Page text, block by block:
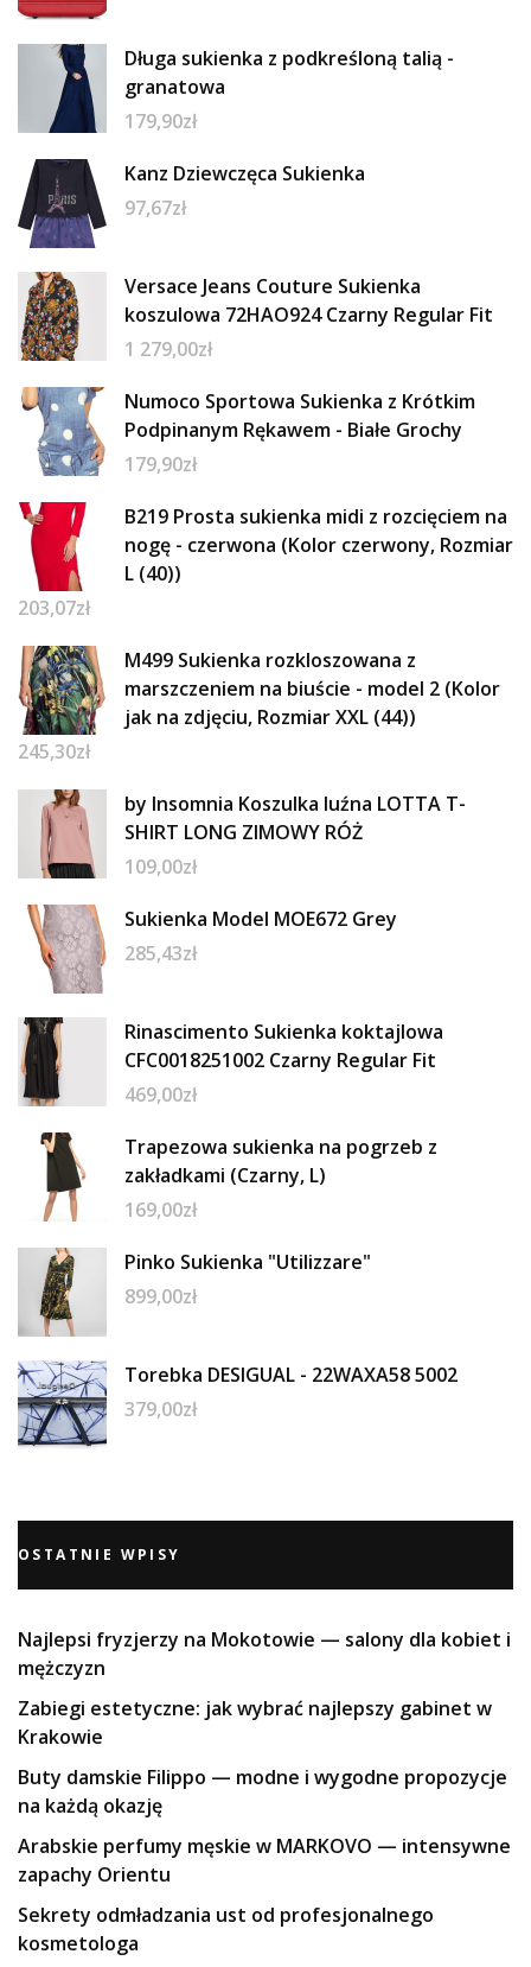
Długa sukienka z podkreśloną talią -
granatowa
179,90zł
Kanz Dziewczęca Sukienka
97,67zł
Versace Jeans Couture Sukienka
koszulowa 72HAO924 Czarny Regular Fit
1 279,00zł
Numoco Sportowa Sukienka z Krótkim
Podpinanym Rękawem - Białe Grochy
179,90zł
B219 Prosta sukienka midi z rozcięciem na
nogę - czerwona (Kolor czerwony, Rozmiar
L (40))
203,07zł
M499 Sukienka rozkloszowana z
marszczeniem na biuście - model 2 (Kolor
jak na zdjęciu, Rozmiar XXL (44))
245,30zł
by Insomnia Koszulka luźna LOTTA T-
SHIRT LONG ZIMOWY RÓŻ
109,00zł
Sukienka Model MOE672 Grey
285,43zł
Rinascimento Sukienka koktajlowa
CFC0018251002 Czarny Regular Fit
469,00zł
Trapezowa sukienka na pogrzeb z
zakładkami (Czarny, L)
169,00zł
Pinko Sukienka "Utilizzare"
899,00zł
Torebka DESIGUAL - 22WAXA58 5002
379,00zł
OSTATNIE WPISY
Najlepsi fryzjerzy na Mokotowie — salony dla kobiet i
mężczyzn
Zabiegi estetyczne: jak wybrać najlepszy gabinet w
Krakowie
Buty damskie Filippo — modne i wygodne propozycje
na każdą okazję
Arabskie perfumy męskie w MARKOVO — intensywne
zapachy Orientu
Sekrety odmładzania ust od profesjonalnego
kosmetologa